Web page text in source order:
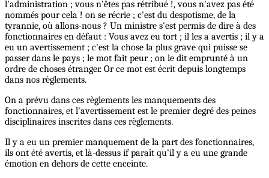
l'administration ; vous n'êtes pas rétribué !, vous n'avez pas été
nommés pour cela ! on se récrie ; c'est du despotisme, de la
tyrannie, où allons-nous ? Un ministre s'est permis de dire à des
fonctionnaires en défaut : Vous avez eu tort ; il les a avertis ; il y a
eu un avertissement ; c'est la chose la plus grave qui puisse se
passer dans le pays ; le mot fait peur ; on le dit emprunté à un
ordre de choses étranger. Or ce mot est écrit depuis longtemps
dans nos règlements.
On a prévu dans ces règlements les manquements des
fonctionnaires, et l'avertissement est le premier degré des peines
disciplinaires inscrites dans ces règlements.
Il y a eu un premier manquement de la part des fonctionnaires,
ils ont été avertis, et là-dessus if paraît qu'il y a eu une grande
émotion en dehors de cette enceinte.